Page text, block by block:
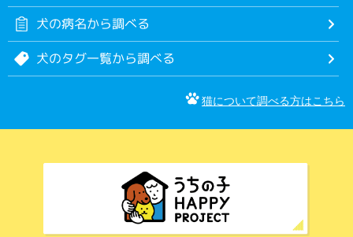
犬の病名から調べる
犬のタグ一覧から調べる
猫について調べる方はこちら